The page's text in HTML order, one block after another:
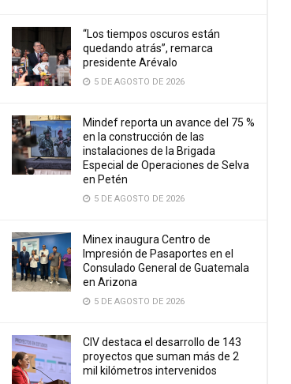
“Los tiempos oscuros están
quedando atrás”, remarca
presidente Arévalo
5 DE AGOSTO DE 2026
Mindef reporta un avance del 75 %
en la construcción de las
instalaciones de la Brigada
Especial de Operaciones de Selva
en Petén
5 DE AGOSTO DE 2026
Minex inaugura Centro de
Impresión de Pasaportes en el
Consulado General de Guatemala
en Arizona
5 DE AGOSTO DE 2026
CIV destaca el desarrollo de 143
proyectos que suman más de 2
mil kilómetros intervenidos